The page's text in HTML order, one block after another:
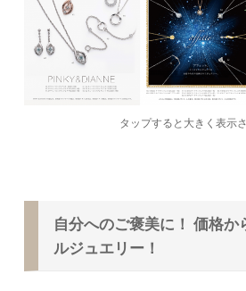
タップすると大きく表示
自分へのご褒美に！ 価格か
ルジュエリー！